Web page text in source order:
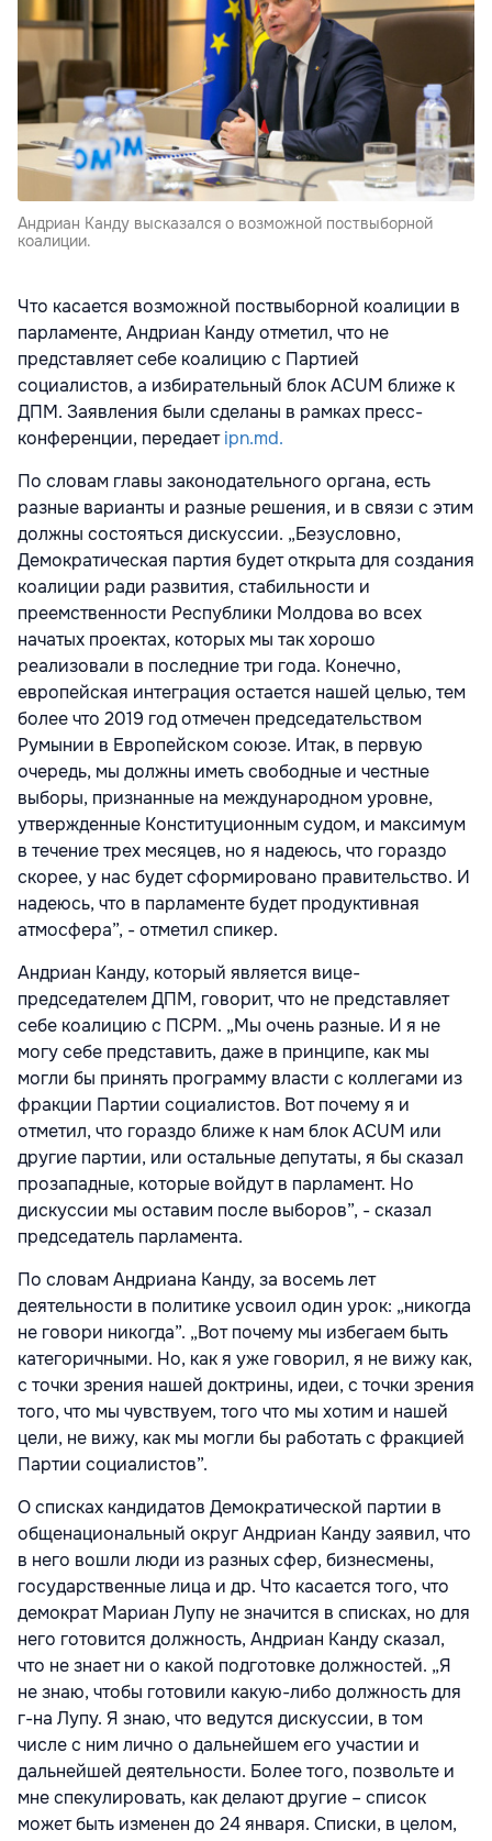
Андриан Канду высказался о возможной поствыборной
коалиции.
Что касается возможной поствыборной коалиции в
парламенте, Андриан Канду отметил, что не
представляет себе коалицию с Партией
социалистов, а избирательный блок ACUM ближе к
ДПМ. Заявления были сделаны в рамках пресс-
конференции, передаетipn.md.
По словам главы законодательного органа, есть
разные варианты и разные решения, и в связи с этим
должны состояться дискуссии. „Безусловно,
Демократическая партия будет открыта для создания
коалиции ради развития, стабильности и
преемственности Республики Молдова во всех
начатых проектах, которых мы так хорошо
реализовали в последние три года. Конечно,
европейская интеграция остается нашей целью, тем
более что 2019 год отмечен председательством
Румынии в Европейском союзе. Итак, в первую
очередь, мы должны иметь свободные и честные
выборы, признанные на международном уровне,
утвержденные Конституционным судом, и максимум
в течение трех месяцев, но я надеюсь, что гораздо
скорее, у нас будет сформировано правительство. И
надеюсь, что в парламенте будет продуктивная
атмосфера”, - отметил спикер.
Андриан Канду, который является вице-
председателем ДПМ, говорит, что не представляет
себе коалицию с ПСРМ. „Мы очень разные. И я не
могу себе представить, даже в принципе, как мы
могли бы принять программу власти с коллегами из
фракции Партии социалистов. Вот почему я и
отметил, что гораздо ближе к нам блок ACUM или
другие партии, или остальные депутаты, я бы сказал
прозападные, которые войдут в парламент. Но
дискуссии мы оставим после выборов”, - сказал
председатель парламента.
По словам Андриана Канду, за восемь лет
деятельности в политике усвоил один урок: „никогда
не говори никогда”. „Вот почему мы избегаем быть
категоричными. Но, как я уже говорил, я не вижу как,
с точки зрения нашей доктрины, идеи, с точки зрения
того, что мы чувствуем, того что мы хотим и нашей
цели, не вижу, как мы могли бы работать с фракцией
Партии социалистов”.
О списках кандидатов Демократической партии в
общенациональный округ Андриан Канду заявил, что
в него вошли люди из разных сфер, бизнесмены,
государственные лица и др. Что касается того, что
демократ Мариан Лупу не значится в списках, но для
него готовится должность, Андриан Канду сказал,
что не знает ни о какой подготовке должностей. „Я
не знаю, чтобы готовили какую-либо должность для
г-на Лупу. Я знаю, что ведутся дискуссии, в том
числе с ним лично о дальнейшем его участии и
дальнейшей деятельности. Более того, позвольте и
мне спекулировать, как делают другие – список
может быть изменен до 24 января. Списки, в целом,